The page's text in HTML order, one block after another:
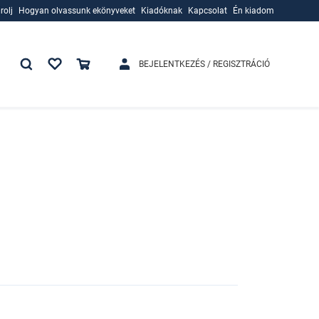
Hogyan olvassunk ekönyveket
Kiadóknak
Kapcsolat Én kiadom
BEJELENTKEZÉS / REGISZTRÁCIÓ